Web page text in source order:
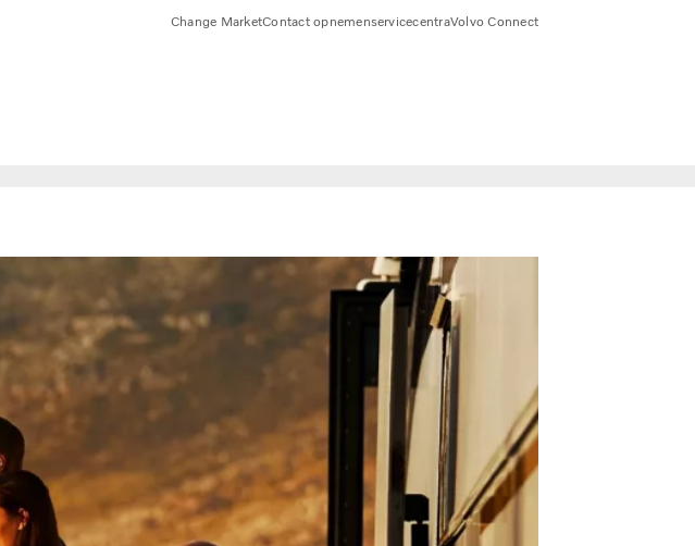
Change MarketContact opnemenservicecentraVolvo Connect